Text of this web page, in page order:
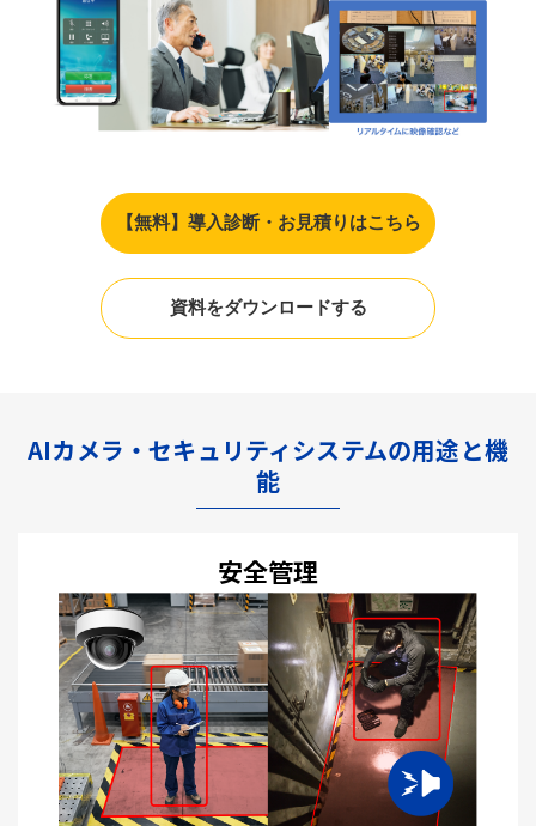
【無料】導入診断・お見積りはこちら
資料をダウンロードする
AIカメラ・セキュリティシステムの用途と機
能
安全管理